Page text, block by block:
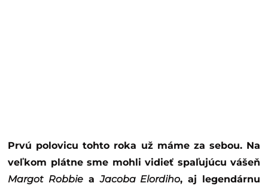
Prvú polovicu tohto roka už máme za sebou. Na
veľkom plátne sme mohli vidieť spaľujúcu vášeň
Margot RobbieaJacoba Elordiho, aj legendárnu